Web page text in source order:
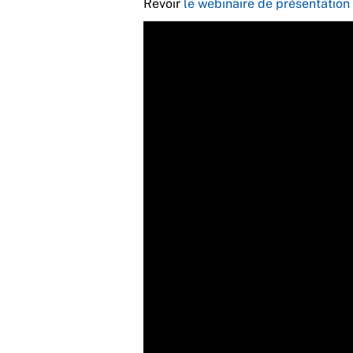
Revoir le webinaire de présentation